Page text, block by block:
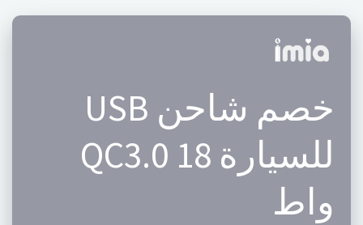
خصم شاحن USB
للسيارة QC3.0 18
واط